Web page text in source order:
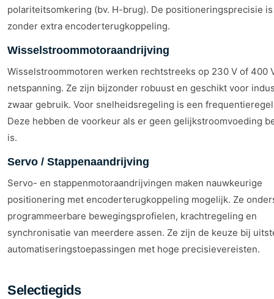
polariteitsomkering (bv. H-brug). De positioneringsprecisie
zonder extra encoderterugkoppeling.
Wisselstroommotoraandrijving
Wisselstroommotoren werken rechtstreeks op 230 V of 400
netspanning. Ze zijn bijzonder robuust en geschikt voor
zwaar gebruik. Voor snelheidsregeling is een
Deze hebben de voorkeur als er geen gelijkstroomvoeding
is.
Servo / Stappenaandrijving
Servo- en stappenmotoraandrijvingen maken nauwkeurige
positionering met encoderterugkoppeling mogelijk. Ze
programmeerbare bewegingsprofielen, krachtregeling en
synchronisatie van meerdere assen. Ze zijn de keuze bij
automatiseringstoepassingen met hoge precisievereisten.
Selectiegids